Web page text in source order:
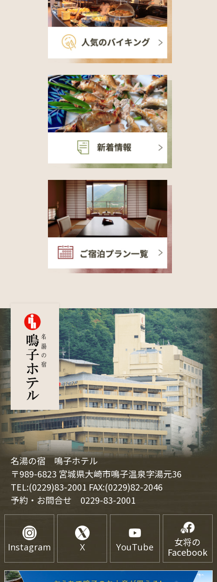
名湯の宿 鳴子ホテル
〒989-6823 宮城県大崎市鳴子温泉字湯元36
TEL:(0229)83-2001 FAX:(0229)82-2046
予約・お問合せ 0229-83-2001
Instagram X YouTube
女将の
Facebook